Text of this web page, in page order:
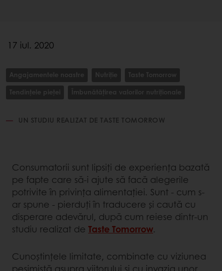
17 iul. 2020
Angajamentele noastre Nutriție
Taste Tomorrow
Tendințele pieței
Îmbunătățirea valorilor nutriționale
UN STUDIU REALIZAT DE TASTE TOMORROW
Consumatorii sunt lipsiți de experiența bazată
pe fapte care să-i ajute să facă alegerile
potrivite în privința alimentației. Sunt - cum s-
ar spune - pierduți în traducere și caută cu
disperare adevărul, după cum reiese dintr-un
studiu realizat de Taste Tomorrow.
Cunoștințele limitate, combinate cu viziunea
pesimistă asupra viitorului și cu invazia unor